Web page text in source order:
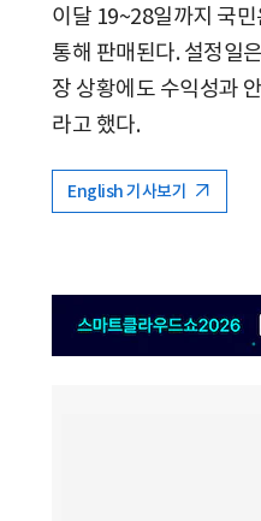
이달 19~28일까지 국
통해 판매된다. 설정일
장 상황에도 수익성과
라고 했다.
English 기사보기